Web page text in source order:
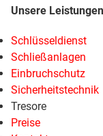
Schlüsseldienst
Schließanlagen
Einbruchschutz
Sicherheitstechnik
Tresore
Preise